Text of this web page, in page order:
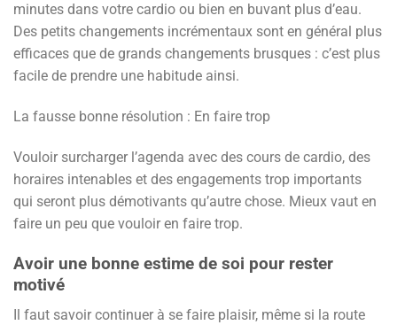
minutes dans votre cardio ou bien en buvant plus d’eau.
Des petits changements incrémentaux sont en général plus
efficaces que de grands changements brusques : c’est plus
facile de prendre une habitude ainsi.
La fausse bonne résolution : En faire trop
Vouloir surcharger l’agenda avec des cours de cardio, des
horaires intenables et des engagements trop importants
qui seront plus démotivants qu’autre chose. Mieux vaut en
faire un peu que vouloir en faire trop.
Avoir une bonne estime de soi pour rester
motivé
Il faut savoir continuer à se faire plaisir, même si la route